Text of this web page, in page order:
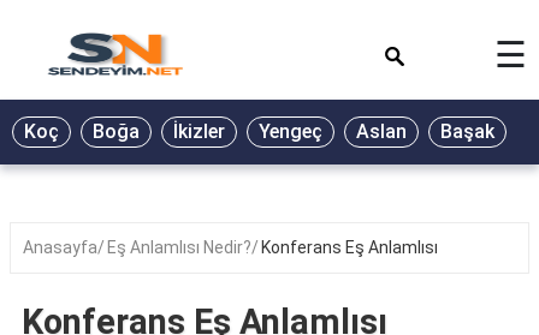
BİYOGRAFİ
GALERİ
☰
Koç Boğa İkizler Yengeç Aslan Başak
Anasayfa Eş Anlamlısı Nedir? Konferans Eş Anlamlısı
Konferans Eş Anlamlısı